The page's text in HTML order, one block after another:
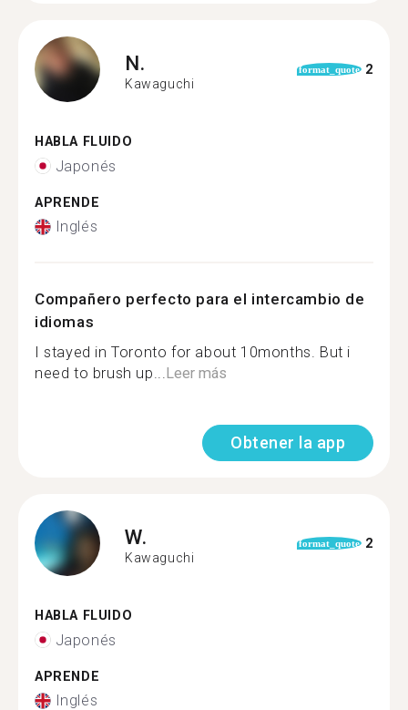
N.
Kawaguchi
format_quote 2
HABLA FLUIDO
Japonés
APRENDE
Inglés
Compañero perfecto para el intercambio de
idiomas
I stayed in Toronto for about 10months. But i
need to brush up...Leer más
Obtener la app
W.
Kawaguchi
format_quote 2
HABLA FLUIDO
Japonés
APRENDE
Inglés